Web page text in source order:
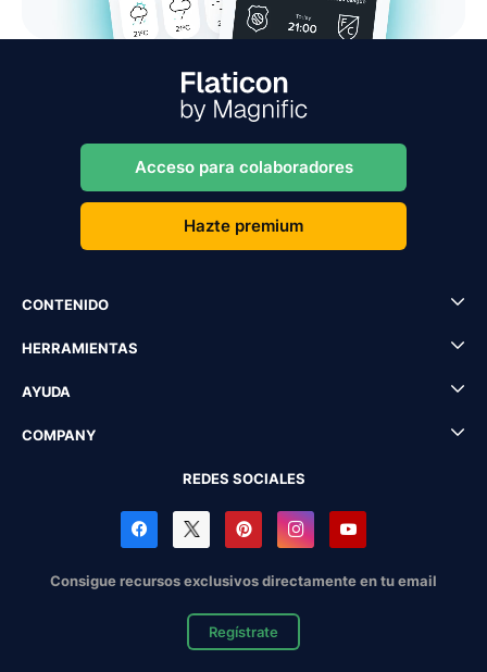
Acceso para colaboradores
Hazte premium
CONTENIDO
HERRAMIENTAS
AYUDA
COMPANY
REDES SOCIALES
Consigue recursos exclusivos directamente en tu email
Regístrate